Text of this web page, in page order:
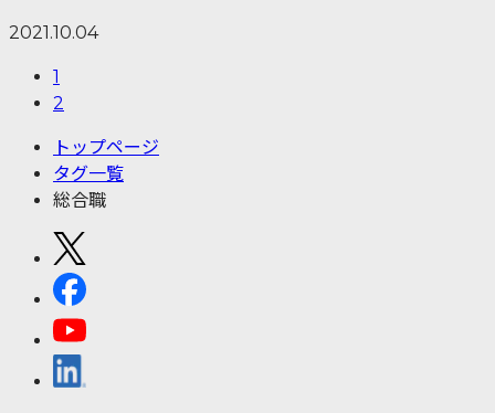
2021.10.04
1
2
トップページ
タグ一覧
総合職